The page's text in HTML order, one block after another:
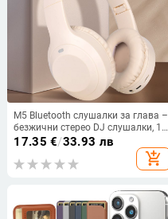
M5 Bluetooth слушалки за глава –
безжични стерео DJ слушалки, 10
м обхват, Bluetooth 5.3, 4–8 ч
батерия, разговори без ръце
17.35 €/33.93 лв
add_shopping_cart